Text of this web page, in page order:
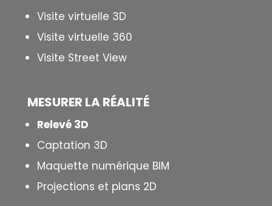
Visite virtuelle 3D
Visite virtuelle 360
Visite Street View
MESURER LARÉALITÉ
Relevé 3D
Captation 3D
Maquette numérique BIM
Projections et plans 2D